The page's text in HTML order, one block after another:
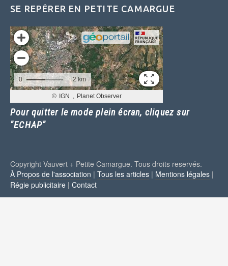
SE REPÉRER EN PETITE CAMARGUE
Pour quitter le mode plein écran, cliquez sur
"ECHAP"
Copyright Vauvert + Petite Camargue. Tous droits reservés.
À Propos de l'association | Tous les articles | Mentions légales |
Régie publicitaire | Contact